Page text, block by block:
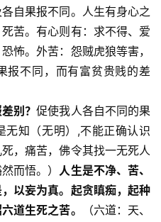
自果报不同。人生有身心之
苦。有心则有：求不得、爱
怖。外苦：怨贼虎狼等害，
不同，而有富贫贵贱的差
别？促使我人各自不同的果
无知（无明）,不能正确认识
，痛苦，佛令其找一无死人
而悟。） 人生是不净、苦、
以妄为真。起贪瞋痴，起种
道生死之苦。
（六道：天、